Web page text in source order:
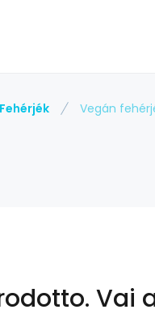
Fehérjék Vegán
Vai